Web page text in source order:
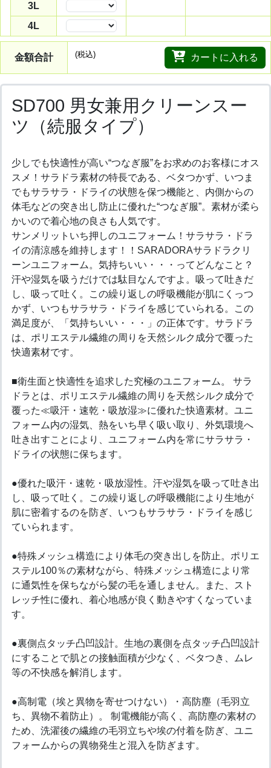
3L
4L
金額合計 (税込) カートに入れる
SD700 男女兼用クリーンスー
ツ（続服タイプ）
少しでも快適性が高い“つなぎ服”をお求めのお客様にオス
スメ！サラドラ素材の特長である、ベタつかず、いつま
でもサラサラ・ドライの状態を保つ機能と、内側からの
体毛などの突き出し防止に優れた“つなぎ服”。素材が柔ら
かいので着心地の良さも人気です。
サンメリットいち押しのユニフォーム！サラサラ・ドラ
イの清涼感を維持します！！SARADORAサラドラクリ
ーンユニフォーム。気持ちいい・・・ってどんなこと？
汗や湿気を吸うだけでは駄目なんですよ。吸って吐きだ
し、吸って吐く。この繰り返しの呼吸機能が肌にくっつ
かず、いつもサラサラ・ドライを感じていられる。この
満足度が、「気持ちいい・・・」の正体です。サラドラ
は、ポリエステル繊維の周りを天然シルク成分で覆った
快適素材です。
■衛生面と快適性を追求した究極のユニフォーム。 サラ
ドラとは、ポリエステル繊維の周りを天然シルク成分で
覆った≪吸汗・速乾・吸放湿≫に優れた快適素材。ユニ
フォーム内の湿気、熱をいち早く吸い取り、外気環境へ
吐き出すことにより、ユニフォーム内を常にサラサラ・
ドライの状態に保ちます。
●優れた吸汗・速乾・吸放湿性。汗や湿気を吸って吐き出
し、吸って吐く。この繰り返しの呼吸機能により生地が
肌に密着するのを防ぎ、いつもサラサラ・ドライを感じ
ていられます。
●特殊メッシュ構造により体毛の突き出しを防止。ポリエ
ステル100％の素材ながら、特殊メッシュ構造により常
に通気性を保ちながら髪の毛を通しません。また、スト
レッチ性に優れ、着心地感が良く動きやすくなっていま
す。
●裏側点タッチ凸凹設計。生地の裏側を点タッチ凸凹設計
にすることで肌との接触面積が少なく、ベタつき、ムレ
等の不快感を解消します。
●高制電（埃と異物を寄せつけない）・高防塵（毛羽立
ち、異物不着防止）。 制電機能が高く、高防塵の素材の
ため、洗濯後の繊維の毛羽立ちや埃の付着を防ぎ、ユニ
フォームからの異物発生と混入を防ぎます。